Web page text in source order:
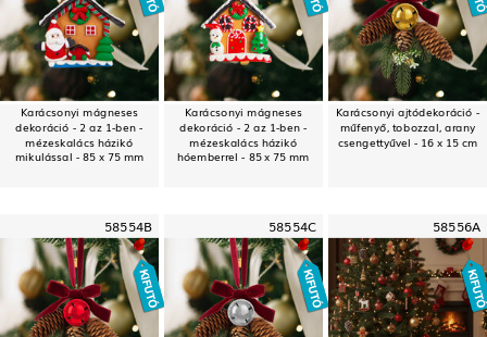
Karácsonyi mágneses
dekoráció - 2 az 1-ben -
mézeskalács házikó
mikulással - 85 x 75 mm
Karácsonyi mágneses
dekoráció - 2 az 1-ben -
mézeskalács házikó
hóemberrel - 85 x 75 mm
Karácsonyi ajtódekoráció -
műfenyő, tobozzal, arany
csengettyűvel - 16 x 15 cm
58554B 58554C 58556A